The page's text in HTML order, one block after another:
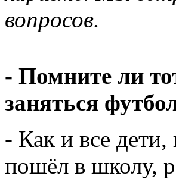
вопросов.
- Помните ли
заняться
- Как и все дети,
пошёл в школу,